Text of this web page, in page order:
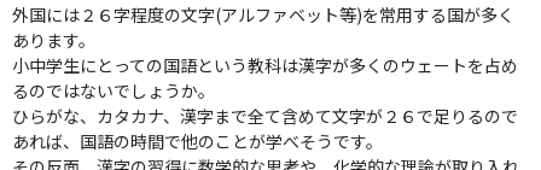
外国には２６字程度の文字(アルファベット等)を常用する国が多く
あります。
小中学生にとっての国語という教科は漢字が多くのウェートを占め
るのではないでしょうか。
ひらがな、カタカナ、漢字まで全て含めて文字が２６で足りるので
あれば、国語の時間で他のことが学べそうです。